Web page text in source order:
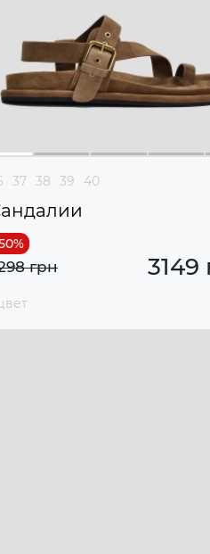
37 38 39 40
3149
грн